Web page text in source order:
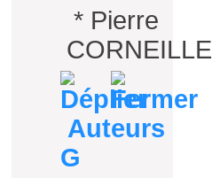
* Pierre
CORNEILLE
Auteurs
G